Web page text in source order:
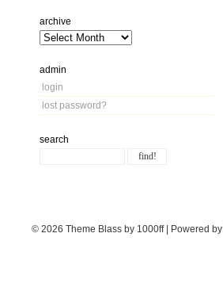
archive
admin
login
lost password?
search
© 2026 Theme Blass by 1000ff | Powered by